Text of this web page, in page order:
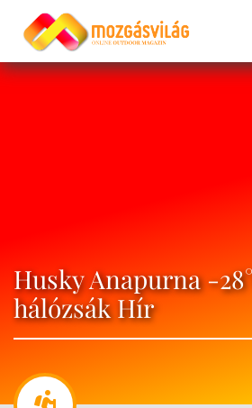
Husky Anapurna -
hálózsák Hír